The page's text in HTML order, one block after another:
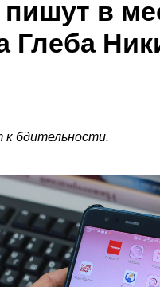
в
Глеба
к бдительности.